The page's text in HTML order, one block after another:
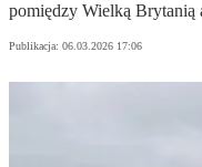
pomiędzy Wielką Brytanią
Publikacja: 06.03.2026 17:06